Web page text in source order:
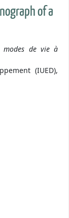
of a
modes de vie à
(IUED),